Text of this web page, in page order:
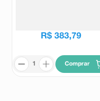
R$ 383,79
Comprar